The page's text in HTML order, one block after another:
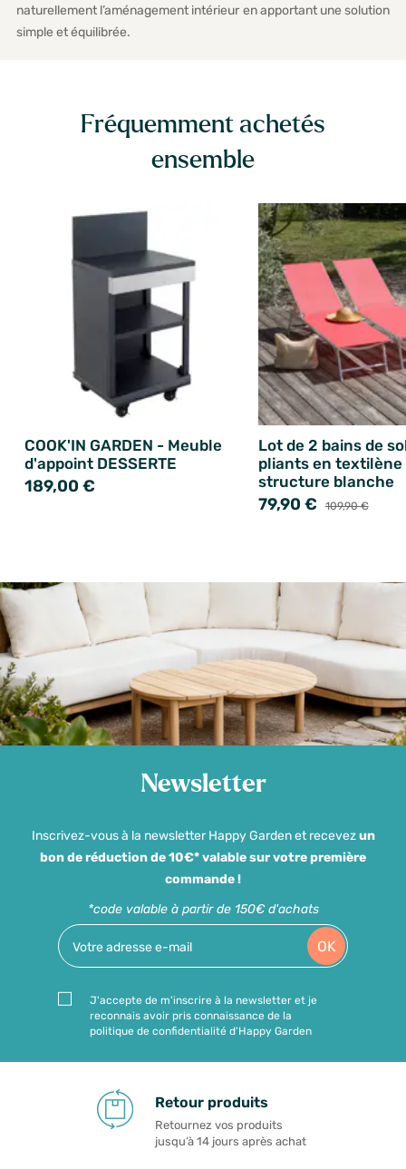
naturellement l’aménagement intérieur en apportant une solution
simple et équilibrée.
Fréquemment achetés
ensemble
COOK'IN GARDEN - Meuble
d'appoint DESSERTE
189,00 €
Lot de 2 bains de
pliants en textilène
structure blanche
79,90 € 109,90 €
Newsletter
Inscrivez-vous à la newsletter Happy Garden et recevezun
bon de réduction de 10€* valable sur votre première
commande !
*code valable à partir de 150€ d'achats
OK
J'accepte de m'inscrire à la newsletter et je
reconnais avoir pris connaissance de la
politique de confidentialité d'Happy Garden
Retour produits
Retournez vos produits
jusqu’à 14 jours après achat